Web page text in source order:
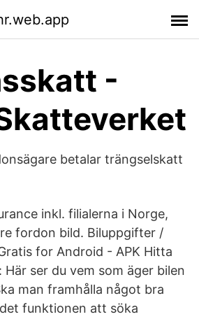
-
betalar trängselskatt
inkl. filialerna i Norge,
fordon bild. Biluppgifter /
for Android - APK Hitta
ser du vem som äger bilen
man framhålla något bra
funktionen att söka